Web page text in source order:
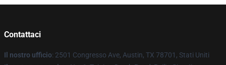
Contattaci
Il nostro ufficio: 2501 Congresso Ave, Austin, TX 78701, Stati Uniti